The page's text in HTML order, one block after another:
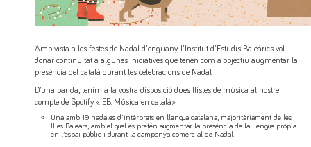
Amb vista a les festes de Nadal d'enguany, l'Institut d'Estudis Baleàrics vol
donar continuïtat a algunes iniciatives que tenen com a objectiu augmentar la
presència del català durant les celebracions de Nadal.
D’una banda, tenim a la vostra disposició dues llistes de música al nostre
compte de Spotify «IEB. Música en català»:
Una amb 19 nadales d'intèrprets en llengua catalana, majoritàriament de les
Illes Balears, amb el qual es pretén augmentar la presència de la llengua pròpia
en l’espai públic i durant la campanya comercial de Nadal.